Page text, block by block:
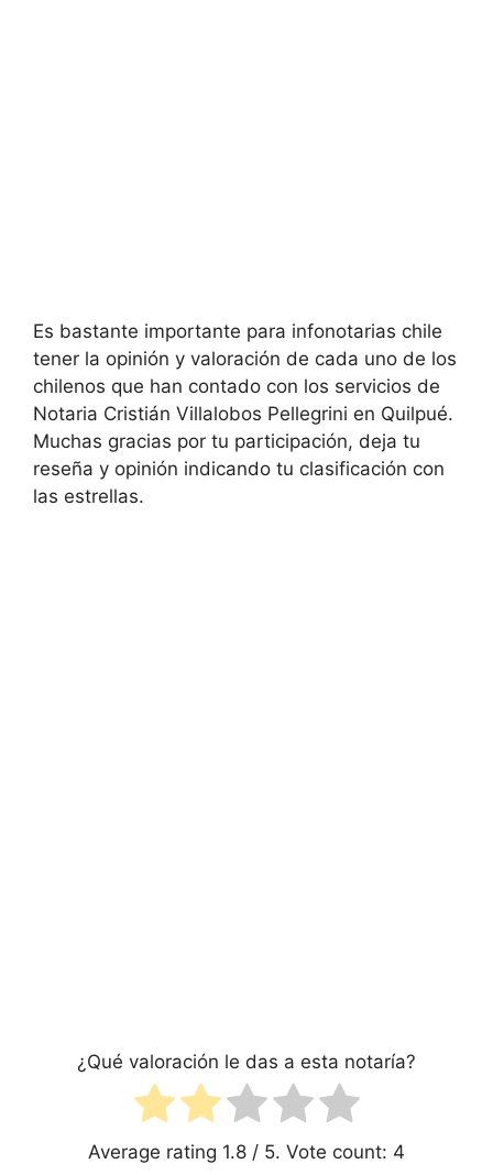
Es bastante importante para infonotarias chile
tener la opinión y valoración de cada uno de los
chilenos que han contado con los servicios de
Notaria Cristián Villalobos Pellegrini en Quilpué.
Muchas gracias por tu participación, deja tu
reseña y opinión indicando tu clasificación con
las estrellas.
¿Qué valoración le das a esta notaría?
Average rating 1.8 / 5. Vote count: 4